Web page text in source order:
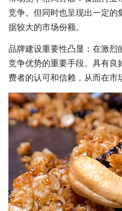
竞争。但同时也呈现出一定的
据较大的市场份额。
品牌建设重要性凸显：在激烈
竞争优势的重要手段。具有良
费者的认可和信赖，从而在市